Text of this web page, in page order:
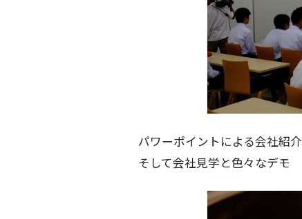
パワーポイントによる会社紹介
そして会社見学と色々なデモ